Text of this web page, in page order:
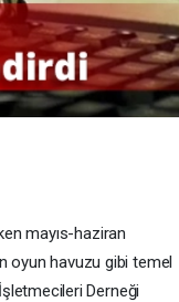
mayıs-haziran
oyun havuzu gibi temel
Derneği